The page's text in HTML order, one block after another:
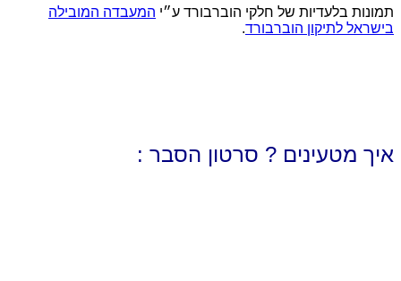
תמונות בלעדיות של חלקי הוברבורד ע״י המעבדה המובילה
בישראל לתיקון הוברבורד.
איך מטעינים ? סרטון הסבר :